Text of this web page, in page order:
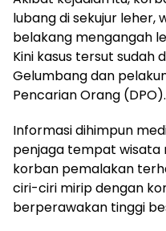
lubang di sekujur leher,
belakang mengangah
Kini kasus tersut sudah
Gelumbang dan
Pencarian Orang (DPO).
Informasi dihimpun
penjaga tempat
korban pemalakan
ciri-ciri mirip dengan
berperawakan tinggi